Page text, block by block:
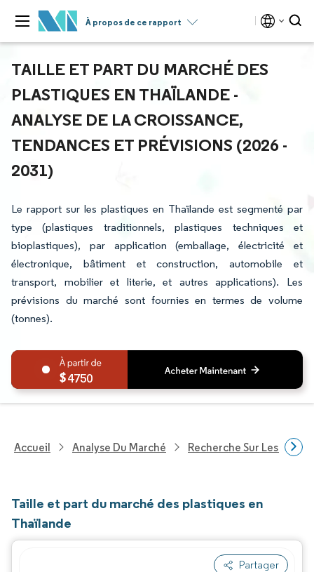
À propos de ce rapport
TAILLE ET PART DU MARCHÉ DES
PLASTIQUES EN THAÏLANDE -
ANALYSE DE LA CROISSANCE,
TENDANCES ET PRÉVISIONS (2026 -
2031)
Le rapport sur les plastiques en Thaïlande est segmenté par
type (plastiques traditionnels, plastiques techniques et
bioplastiques), par application (emballage, électricité et
électronique, bâtiment et construction, automobile et
transport, mobilier et literie, et autres applications). Les
prévisions du marché sont fournies en termes de volume
(tonnes).
4750
Accueil Analyse Du Marché Recherche Sur Les
Taille et part du marché des plastiques en
Thaïlande
Partager